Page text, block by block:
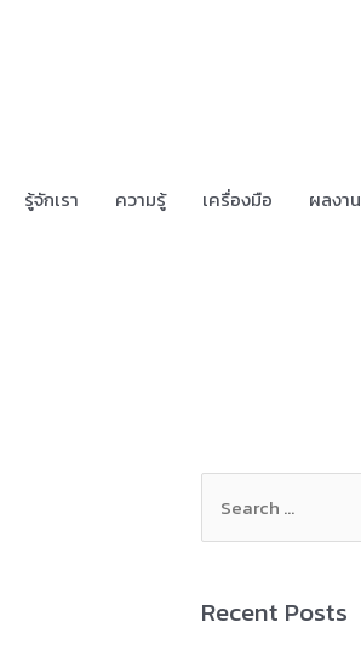
รู้จักเรา ความรู้ เครื่องมือ ผลงาน
rRecent Posts